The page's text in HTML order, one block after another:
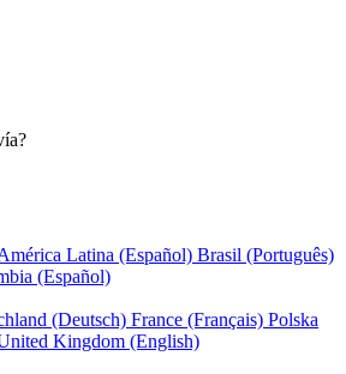
Latina (Español) Brasil (Português)
(Español)
(Deutsch) France (Français) Polska
Kingdom (English)